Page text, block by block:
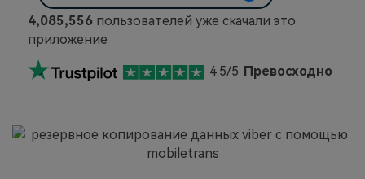
4,085,556 пользователей уже скачали это
приложение
4.5/5 Превосходно